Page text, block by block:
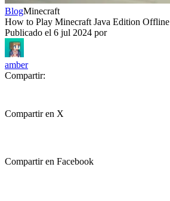
BlogMinecraft
How to Play Minecraft Java Edition Offline
Publicado el 6 jul 2024 por
amber
Compartir:
Compartir en X
Compartir en Facebook